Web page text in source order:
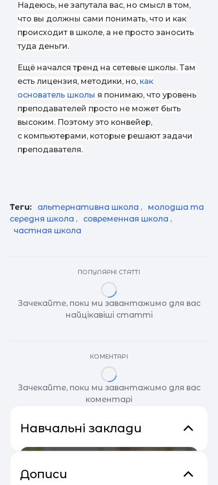
Надеюсь, не запутала вас, но смысл в том,
что вы должны сами понимать, что и как
происходит в школе, а не просто заносить
туда деньги.
Ещё начался тренд на сетевые школы. Там
есть лицензия, методики, но, как
основатель школы я понимаю, что уровень
преподавателей просто не может быть
высоким. Поэтому это конвейер,
с компьютерами, которые решают задачи
преподавателя.
Теги: альтернативна школа ,
молодша та
середня школа , современная школа ,
частная школа
ПОПУЛЯРНІ СТАТТІ
Зачекайте, поки ми завантажимо для вас
найцікавіші статті
КОМЕНТАРІ
Зачекайте, поки ми завантажимо для вас
коментарі
Навчальні заклади
Дописи